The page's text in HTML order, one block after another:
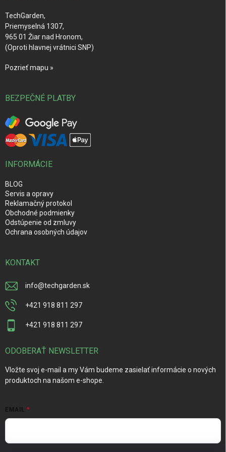
TechGarden,
Priemyselná 1307,
965 01 Žiar nad Hronom,
(Oproti hlavnej vrátnici SNP)
Pozrieť mapu »
BEZPEČNÉ PLATBY
INFORMÁCIE
BLOG
Servis a opravy
Reklamačný protokol
Obchodné podmienky
Odstúpenie od zmluvy
Ochrana osobných údajov
KONTAKT
info@techgarden.sk
+421 918 811 297
+421 918 811 297
ODOBERAŤ NEWSLETTER
Vložte svoj e-mail a my Vám budeme zasielať informácie o nových
produktoch na našom e-shope.
EMAIL